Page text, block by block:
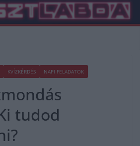
KVÍZKÉRDÉS NAPI FELADATOK
tudod